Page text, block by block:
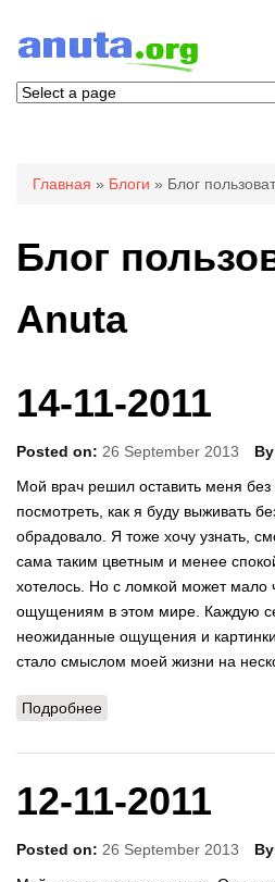
Вы здесь
Главная » Блоги » Блог
Блог
Anuta
14-11-2011
Posted on: 26 September 2013
Мой врач решил оставить меня без
посмотреть, как я буду выживать
обрадовало. Я тоже хочу узнать,
сама таким цветным и менее
хотелось. Но с ломкой может мало
ощущениям в этом мире. Каждую
неожиданные ощущения и
стало смыслом моей жизни на
Подробнее
12-11-2011
Posted on: 26 September 2013